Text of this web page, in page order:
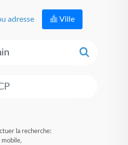
adresse Ville
la recherche: